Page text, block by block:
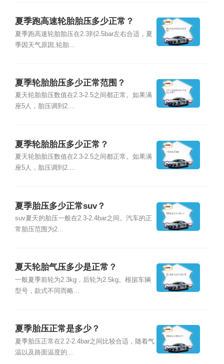
夏季跑高速轮胎胎压多少正常？
夏季跑高速轮胎胎压在2.3到2.5bar左右合适，夏
季因天气原因,轮胎...
夏季轮胎胎压多少正常范围？
夏天轮胎胎压数值在2.3-2.5之间都正常。如果满
座5人，胎压调到2....
夏季轮胎胎压多少正常？
夏天轮胎胎压数值在2.3-2.5之间都正常。如果满
座5人，胎压调到2....
夏季胎压多少正常suv？
suv夏天的胎压一般在2.3-2.4bar之间。汽车的正
常胎压范围为2...
夏天轮胎气压多少是正常？
一般夏季前轮为2.3kg，后轮为2.5kg。根据车辆
型号，款式不同而略...
夏季胎压正常是多少？
夏季胎压正常在2.2-2.4bar之间比较合适，随着气
温以及路面温度的...